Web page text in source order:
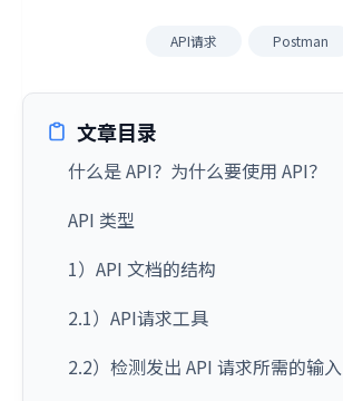
API请求 Postman
文章目录
什么是 API？为什么要使用 API？
API 类型
1）API 文档的结构
2.1）API请求工具
2.2）检测发出 API 请求所需的输入